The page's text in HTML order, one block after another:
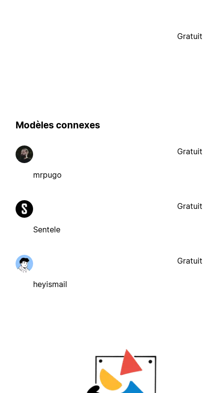
Gratuit
Modèles connexes
mrpugo
Gratuit
Sentele
Gratuit
heyismail
Gratuit